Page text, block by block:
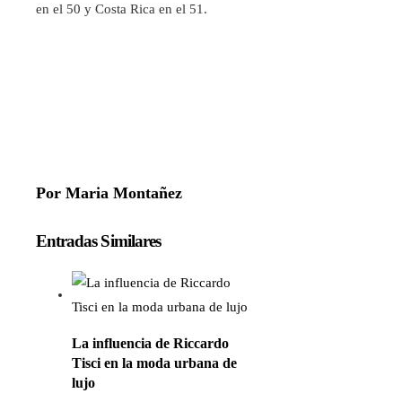
en el 50 y Costa Rica en el 51.
Por Maria Montañez
Entradas Similares
La influencia de Riccardo
Tisci en la moda urbana de
lujo